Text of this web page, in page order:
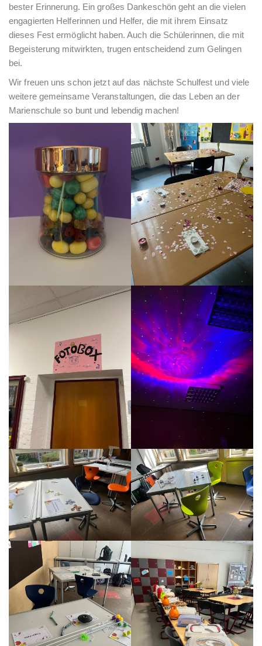
bester Erinnerung. Ein großes Dankeschön geht an die vielen
engagierten Helferinnen und Helfer, die mit ihrem Einsatz
dieses Fest ermöglicht haben. Auch die Schülerinnen, die mit
Begeisterung mitwirkten, trugen entscheidend zum Gelingen
bei.
Wir freuen uns schon jetzt auf das nächste Schulfest und viele
weitere gemeinsame Veranstaltungen, die das Leben an der
Marienschule so bunt und lebendig machen!